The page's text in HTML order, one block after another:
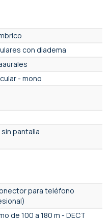
con diadema
- mono
sin pantalla
para teléfono
de 100 a 180 m - DECT